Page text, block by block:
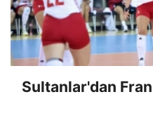
Sultanlar'dan